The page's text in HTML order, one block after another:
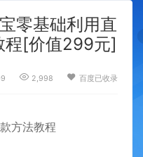
零基础利用直
程[价值299元]
2,998 百度已收录
方法教程